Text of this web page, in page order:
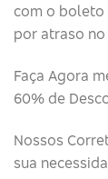
com o boleto
por atraso
Faça Agora
60% de
Nossos
sua